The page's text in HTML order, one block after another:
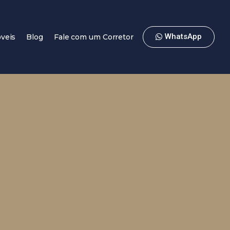
Blog Fale com um Corretor WhatsApp